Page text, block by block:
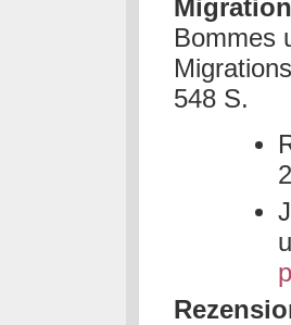
Bommes
548 S.